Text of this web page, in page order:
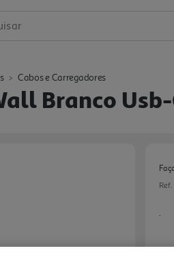
Cabos e Carregadores
Branco
.